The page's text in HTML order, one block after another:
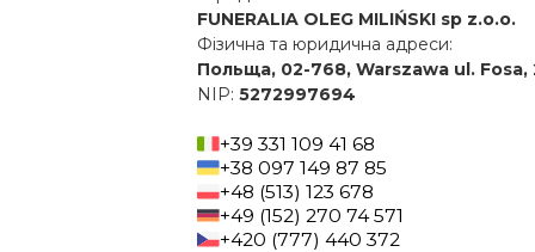
FUNERALIA OLEG MILIŃSKI sp z.o.o.
Фізична та юридична адреси:
Польща, 02-768, Warszawa ul. Fosa,
NIP: 5272997694
+39 331 109 41 68
+38 097 149 87 85
+48 (513) 123 678
+49 (152) 270 74 571
+420 (777) 440 372